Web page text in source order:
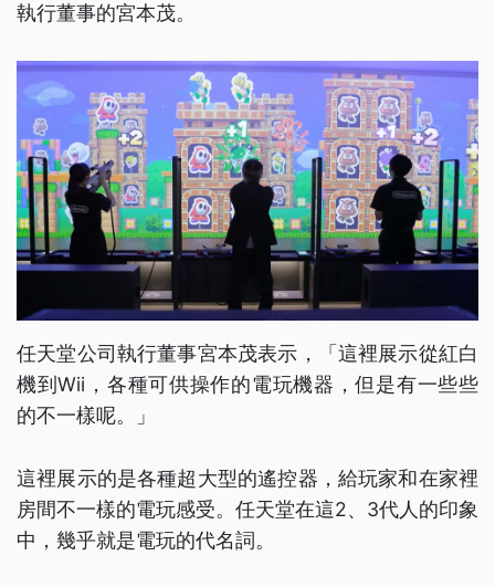
執行董事的宮本茂。
任天堂公司執行董事宮本茂表示，「這裡展示從紅白
機到Wii，各種可供操作的電玩機器，但是有一些些
的不一樣呢。」
這裡展示的是各種超大型的遙控器，給玩家和在家裡
房間不一樣的電玩感受。任天堂在這2、3代人的印象
中，幾乎就是電玩的代名詞。